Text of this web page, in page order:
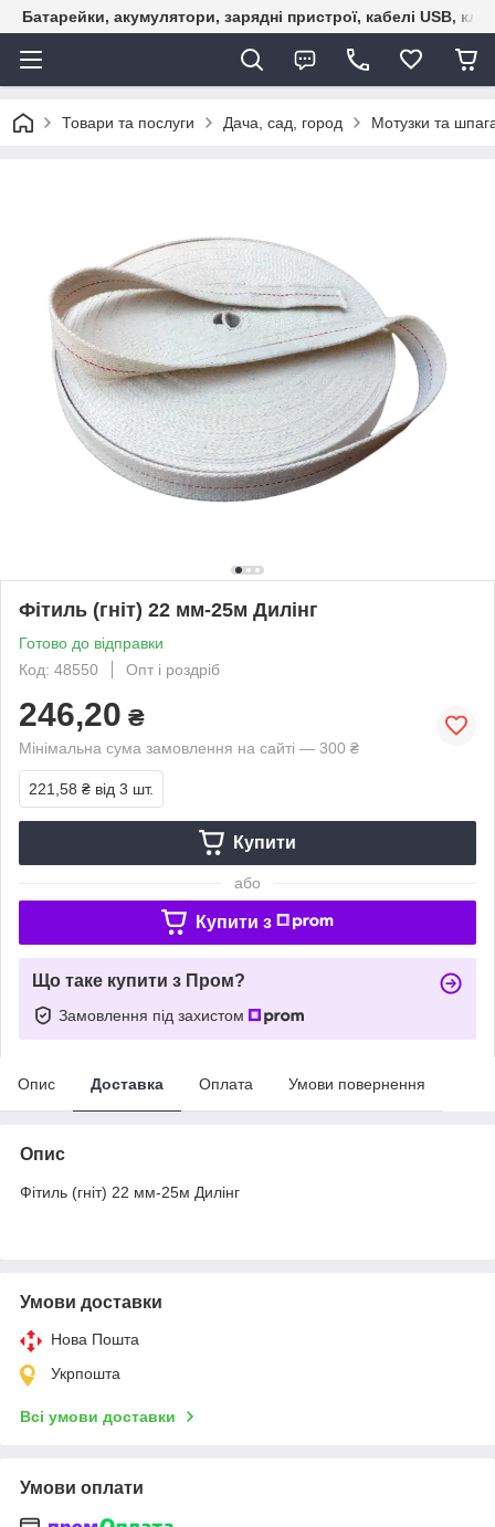
Батарейки, акумулятори, зарядні пристрої, кабелі USB,
Товари та послуги Дача, сад, город Мотузки та
Фітиль (гніт) 22 мм-25м Дилінг
Готово до відправки
Код: 48550
Опт і роздріб
246,20 ₴
Мінімальна сума замовлення на сайті — 300 ₴
221,58 ₴ від 3 шт.
Купити
або
Купити з
Що таке купити з Пром?
Замовлення під захистом
Опис Доставка Оплата Умови повернення
Опис
Фітиль (гніт) 22 мм-25м Дилінг
Умови доставки
Нова Пошта
Укрпошта
Всі умови доставки
Умови оплати